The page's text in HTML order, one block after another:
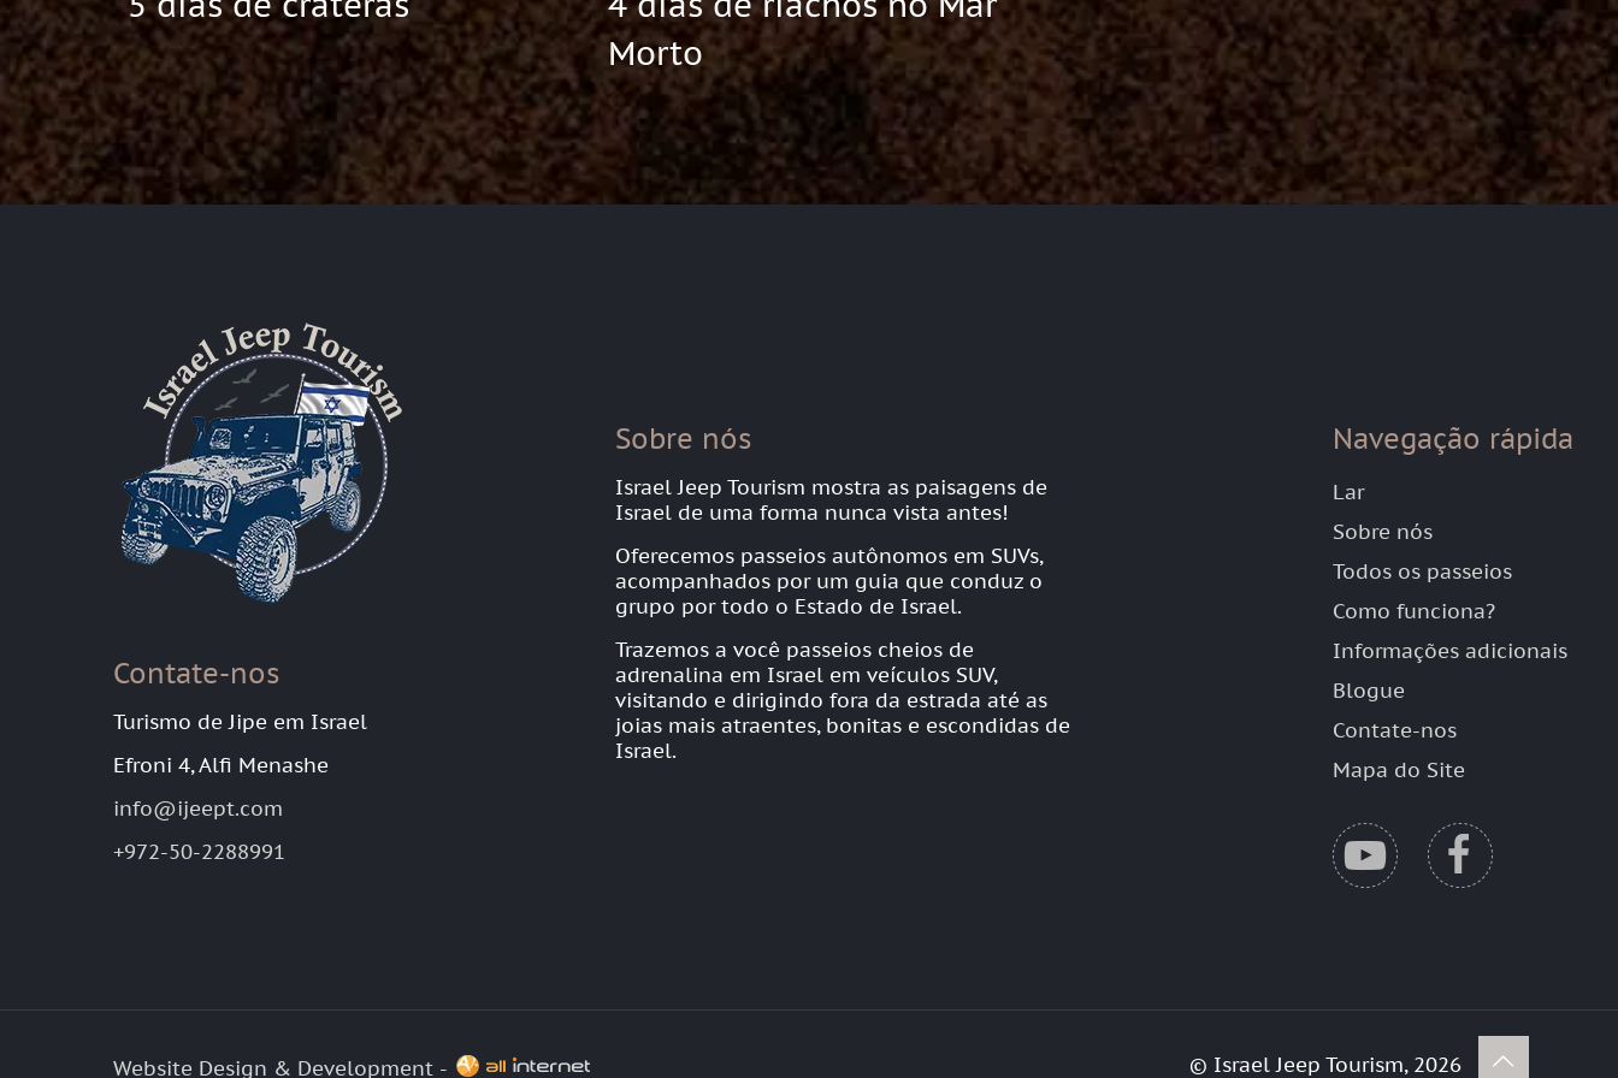
Morto
Contate-nos
Turismo de Jipe em Israel
Efroni 4, Alfi Menashe
info@ijeept.com
+972-50-2288991
Sobre nós
Israel Jeep Tourism mostra as paisagens de
Israel de uma forma nunca vista antes!
Oferecemos passeios autônomos em SUVs,
acompanhados por um guia que conduz o
grupo por todo o Estado de Israel.
Trazemos a você passeios cheios de
adrenalina em Israel em veículos SUV,
visitando e dirigindo fora da estrada até as
joias mais atraentes, bonitas e escondidas de
Israel.
Navegação rápida
Lar
Sobre nós
Todos os passeios
Como funciona?
Informações adicionais
Blogue
Contate-nos
Mapa do Site
© Israel Jeep Tourism, 2026
Website Design & Development -